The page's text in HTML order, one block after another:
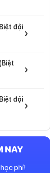
đội ›
›
đội ›
NAY
phí!